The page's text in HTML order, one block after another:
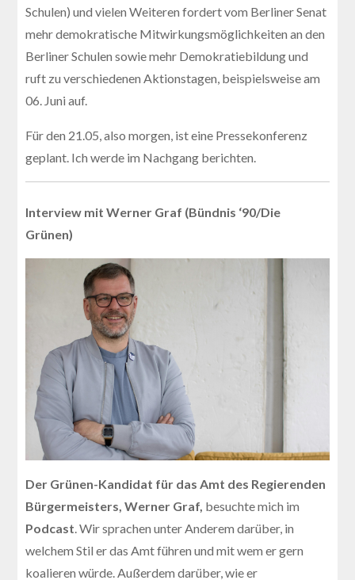
Schulen) und vielen Weiteren fordert vom Berliner Senat
mehr demokratische Mitwirkungsmöglichkeiten an den
Berliner Schulen sowie mehr Demokratiebildung und
ruft zu verschiedenen Aktionstagen, beispielsweise am
06. Juni auf.
Für den 21.05, also morgen, ist eine Pressekonferenz
geplant. Ich werde im Nachgang berichten.
Interview mit Werner Graf (Bündnis ‘90/Die
Grünen)
Der Grünen-Kandidat für das Amt des Regierenden
Bürgermeisters, Werner Graf, besuchte mich im
Podcast. Wir sprachen unter Anderem darüber, in
welchem Stil er das Amt führen und mit wem er gern
koalieren würde. Außerdem darüber, wie er